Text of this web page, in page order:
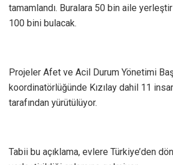
tamamlandı. Buralara 50 bin aile
100 bini bulacak.
Projeler Afet ve Acil Durum Yönetimi
koordinatörlüğünde Kızılay dahil 11
tarafından yürütülüyor.
Tabii bu açıklama, evlere Türkiye’den